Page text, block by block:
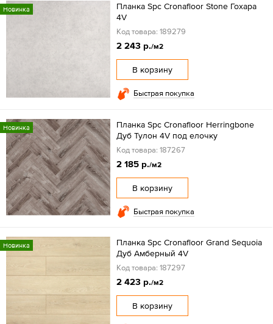
Новинка
Планка Spc Cronafloor Stone Гохара
4V
Код товара: 189279
2 243 р./м2
В корзину
Быстрая покупка
Новинка
Планка Spc Cronafloor Herringbone
Дуб Тулон 4V под елочку
Код товара: 187267
2 185 р./м2
В корзину
Быстрая покупка
Новинка
Планка Spc Cronafloor Grand Sequoia
Дуб Амберный 4V
Код товара: 187297
2 423 р./м2
В корзину